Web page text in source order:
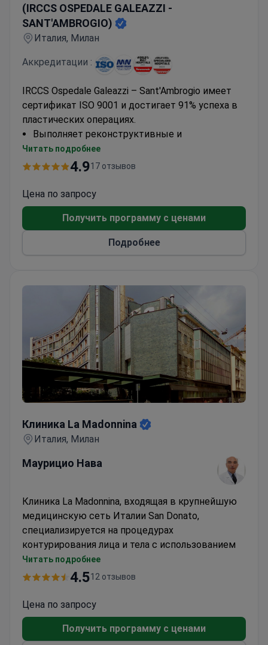
(IRCCS OSPEDALE GALEAZZI -
SANT'AMBROGIO)
Италия, Милан
Аккредитации :
IRCCS Ospedale Galeazzi – Sant'Ambrogio имеет
сертификат ISO 9001 и достигает 91% успеха в
пластических операциях.
Выполняет реконструктивные и
косметические процедуры, включая
липосакцию
фокусом на исследованиях в области
хирургических инноваций
Часть сети Gruppo San Donato, состоящей из
18 больниц
Хирурги имеют более 15 лет опыта и более
Читать подробнее
4.917 отзывов
Цена по запросу
Получить программу с ценами
Подробнее
Клиника La Madonnina
Италия, Милан
Маурицио Нава
Клиника La Madonnina, входящая в крупнейшую
медицинскую сеть Италии San Donato,
специализируется на процедурах
контурирования лица и тела с использованием
компьютерного моделирования для
планирования операций.
липосакцию, Brazilian Butt Lift и операцию при
гинекомастии
Компьютерное моделирование используется
Читать подробнее
4.512 отзывов
Цена по запросу
Получить программу с ценами